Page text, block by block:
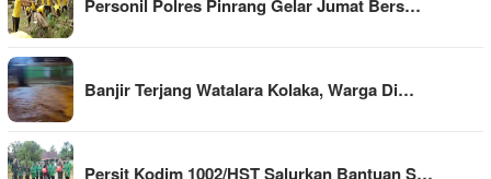
Personil Polres Pinrang Gelar Jumat Bers…
Banjir Terjang Watalara Kolaka, Warga Di…
Persit Kodim 1002/HST Salurkan Bantuan S…